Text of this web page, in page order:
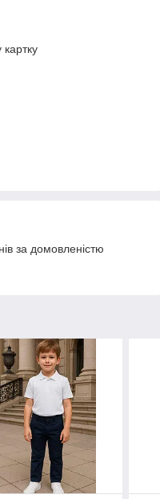
за домовленістю